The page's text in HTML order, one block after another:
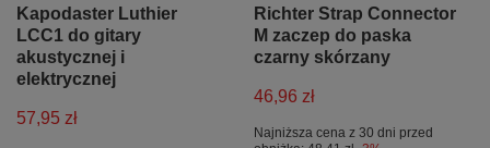
Kapodaster Luthier
LCC1 do gitary
akustycznej i
elektrycznej
57,95 zł
Richter Strap Connector
M zaczep do paska
czarny skórzany
46,96 zł
Najniższa cena z 30 dni przed